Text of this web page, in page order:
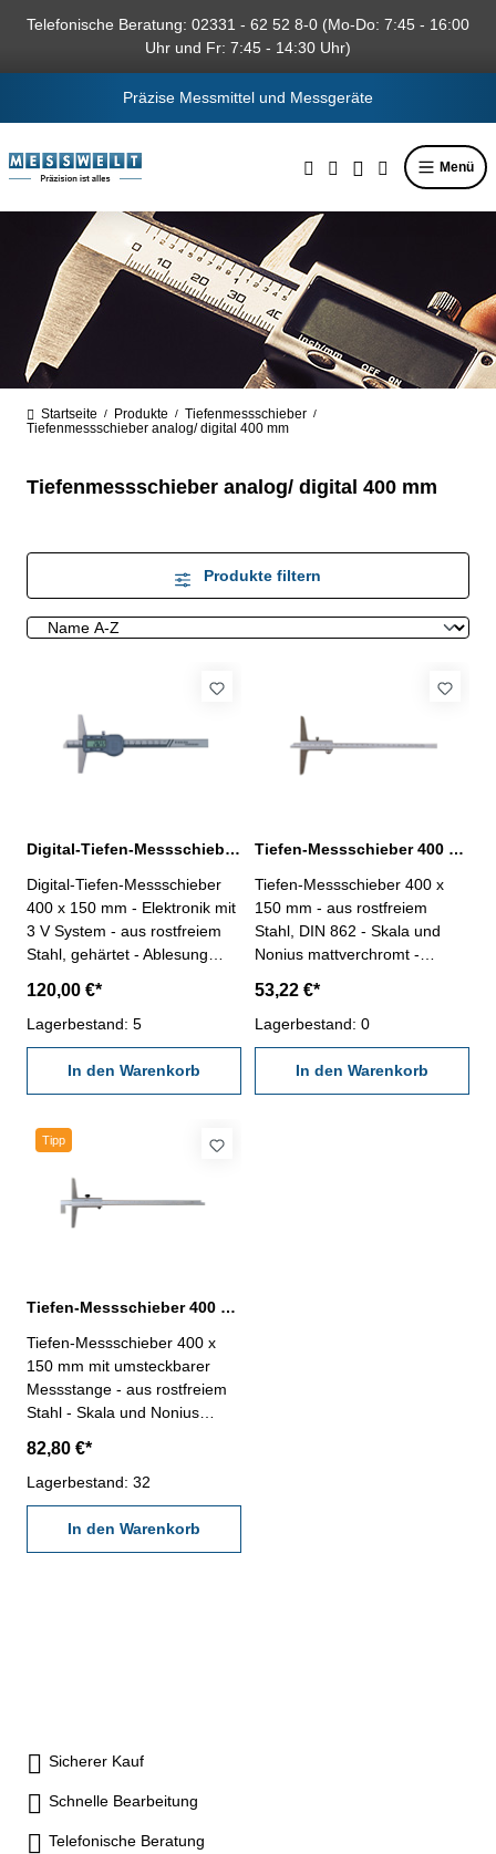
springen
Telefonische Beratung: 02331 - 62 52 8-0 (Mo-Do: 7:45 - 16:00
Uhr und Fr: 7:45 - 14:30 Uhr)
Präzise Messmittel und Messgeräte
Menü
Startseite / Produkte / Tiefenmessschieber /
Tiefenmessschieber analog/ digital 400 mm
Tiefenmessschieber analog/ digital 400 mm
Produkte filtern
Digital-Tiefen-Messschieber 400 x 150 mm DIN 862
Digital-Tiefen-Messschieber
400 x 150 mm - Elektronik mit
3 V System - aus rostfreiem
Stahl, gehärtet - Ablesung
Genauigkeit 0,04 mm, DIN
862 - mit Ein/Aus-, Null-, Unit-
und Hold-Taste - mit RS 232C-
Schnittstelle, Datenausgang
RB 5 - im Behältnis/Kasten
Brückenlänge 150 mm
120,00 €*
Lagerbestand: 5
In den Warenkorb
Tiefen-Messschieber 400 x 150 mm DIN 862
Tiefen-Messschieber 400 x
150 mm - aus rostfreiem
Stahl, DIN 862 - Skala und
Nonius mattverchromt -
150 mm - im Behältnis/Kasten
Messbereich 0 - 400 mm
53,22 €*
Lagerbestand: 0
In den Warenkorb
Tipp
Tiefen-Messschieber 400 x 150 x 0,05 mm mit umsteckbarer Stange
Tiefen-Messschieber 400 x
150 mm mit umsteckbarer
Messstange - aus rostfreiem
Stahl - Skala und Nonius
Ablesung 0,05 mm -
Genauigkeit nach DIN 862 -
Brückenlänge 150 mm - im
Behältnis/Kasten Messbereich
0 - 400 mm
82,80 €*
Lagerbestand: 32
In den Warenkorb
Sicherer Kauf
Schnelle Bearbeitung
Telefonische Beratung